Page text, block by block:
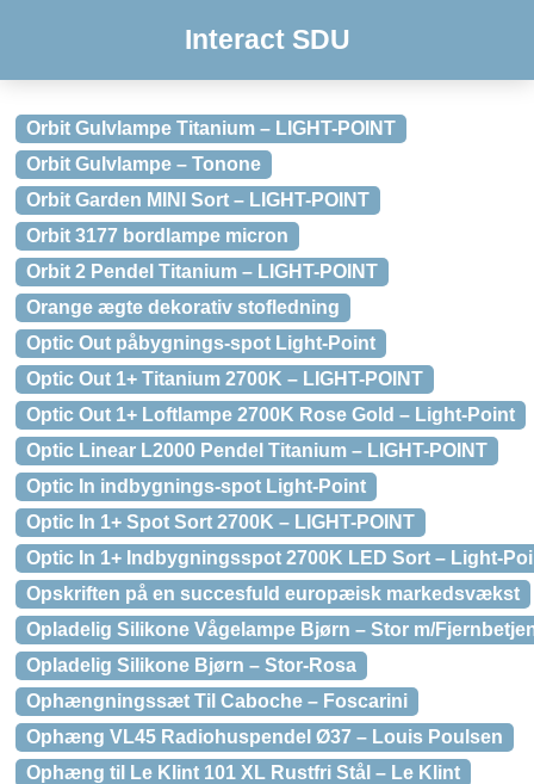
Interact SDU
Orbit Gulvlampe Titanium – LIGHT-POINT
Orbit Gulvlampe – Tonone
Orbit Garden MINI Sort – LIGHT-POINT
Orbit 3177 bordlampe micron
Orbit 2 Pendel Titanium – LIGHT-POINT
Orange ægte dekorativ stofledning
Optic Out påbygnings-spot Light-Point
Optic Out 1+ Titanium 2700K – LIGHT-POINT
Optic Out 1+ Loftlampe 2700K Rose Gold – Light-Point
Optic Linear L2000 Pendel Titanium – LIGHT-POINT
Optic In indbygnings-spot Light-Point
Optic In 1+ Spot Sort 2700K – LIGHT-POINT
Optic In 1+ Indbygningsspot 2700K LED Sort – Light-
Opskriften på en succesfuld europæisk markedsvækst
Opladelig Silikone Vågelampe Bjørn – Stor m/
Opladelig Silikone Bjørn – Stor-Rosa
Ophængningssæt Til Caboche – Foscarini
Ophæng VL45 Radiohuspendel Ø37 – Louis Poulsen
Ophæng til Le Klint 101 XL Rustfri Stål – Le Klint